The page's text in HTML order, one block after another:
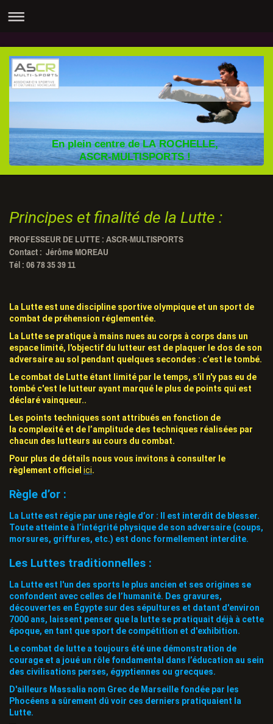
En plein centre de LA ROCHELLE,
ASCR-MULTISPORTS !
Principes et finalité de la Lutte :
PROFESSEUR DE LUTTE : ASCR-MULTISPORTS
Contact : Jérôme MOREAU
Tél : 06 78 35 39 11
La Lutte est une discipline sportive olympique et un sport de
combat de préhension réglementée.
La Lutte se pratique à mains nues au corps à corps dans un
espace limité, l'objectif du lutteur est de plaquer le dos de son
adversaire au sol pendant quelques secondes : c’est le tombé.
Le combat de Lutte étant limité par le temps, s'il n'y pas eu de
tombé c'est le lutteur ayant marqué le plus de points qui est
déclaré vainqueur..
Les points techniques sont attribués en fonction de
la complexité et de l’amplitude des techniques réalisées par
chacun des lutteurs au cours du combat.
Pour plus de détails nous vous invitons à consulter le
règlement officiel ici.
Règle d’or :
La Lutte est régie par une règle d’or : Il est interdit de blesser.
Toute atteinte à l’intégrité physique de son adversaire (coups,
morsures, griffures, etc.) est donc formellement interdite.
Les Luttes traditionnelles :
La Lutte est l'un des sports le plus ancien et ses origines se
confondent avec celles de l’humanité. Des gravures,
découvertes en Égypte sur des sépultures et datant d'environ
7000 ans, laissent penser que la lutte se pratiquait déjà à cette
époque, en tant que sport de compétition et d'exhibition.
Le combat de lutte a toujours été une démonstration de
courage et a joué un rôle fondamental dans l’éducation au sein
des civilisations perses, égyptiennes ou grecques.
D'ailleurs Massalia nom Grec de Marseille fondée par les
Phocéens a sûrement dû voir ces derniers pratiquaient la
Lutte.